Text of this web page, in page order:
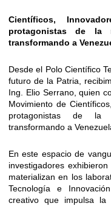
Científicos,
protagonistas de la
transformando a
Desde el Polo Científico
futuro de la Patria,
Ing. Elio Serrano, quien
Movimiento de
protagonistas de la
transformando a
En este espacio de
investigadores
materializan en los
Tecnología e
creativo que impulsa la